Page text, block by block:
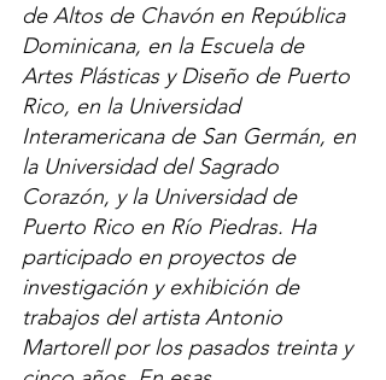
de Altos de Chavón en República
Dominicana, en la Escuela de
Artes Plásticas y Diseño de Puerto
Rico, en la Universidad
Interamericana de San Germán, en
la Universidad del Sagrado
Corazón, y la Universidad de
Puerto Rico en Río Piedras. Ha
participado en proyectos de
investigación y exhibición de
trabajos del artista Antonio
Martorell por los pasados treinta y